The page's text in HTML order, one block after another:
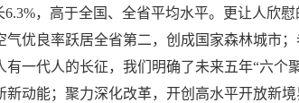
，高于全国、全省平均水平。更让人欣
气优良率跃居全省第二，创成国家森林城市
有一代人的长征，我们明确了未来五年“六
新动能；聚力深化改革，开创高水平开放新